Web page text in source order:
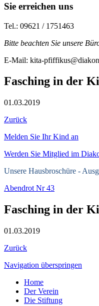
Sie erreichen uns
Tel.: 09621 / 1751463
Bitte beachten Sie unsere
E-Mail: kita-
Fasching in der
01.03.2019
Zurück
Melden Sie Ihr Kind an
Werden Sie Mitglied im
Unsere Hausbroschüre -
Abendrot Nr 43
Fasching in der
01.03.2019
Zurück
Navigation überspringen
Home
Der Verein
Die Stiftung